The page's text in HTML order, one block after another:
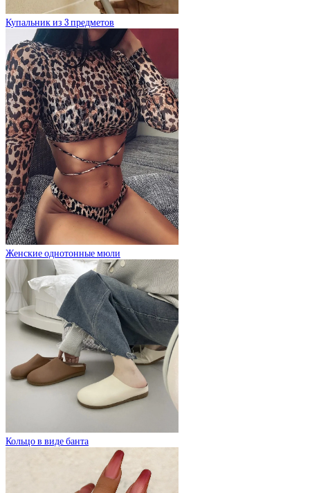
Купальник из 3 предметов
Женские однотонные мюли
Кольцо в виде банта